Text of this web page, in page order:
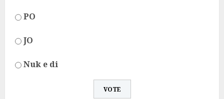
PO
JO
Nuk e di